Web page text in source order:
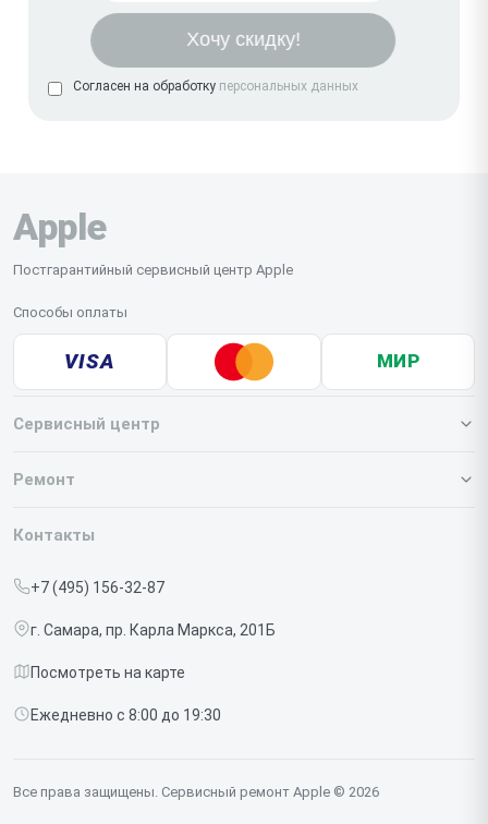
Согласен на обработку персональных данных
Apple
Постгарантийный сервисный центр Apple
Способы оплаты
VISA МИР
Сервисный центр
О нашем сервисе
Срочный ремонт
Доставка и способы оплаты
Диагностика
Контакты
Ремонт
Iphone
Контакты
+7 (495) 156-32-87
г. Самара, пр. Карла Маркса, 201Б
Посмотреть на карте
Ежедневно с 8:00 до 19:30
Все права защищены. Сервисный ремонт Apple © 2026